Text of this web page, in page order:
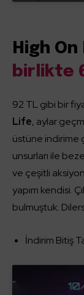
High On
birlikte
92 TL gibi bir
Life, aylar
üstüne indirime
unsurları ile
ve çeşitli
yapım kendisi.
bulmuştuk.
İndirim Bitiş